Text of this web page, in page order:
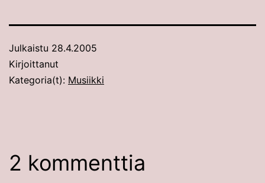
Julkaistu 28.4.2005
Kirjoittanut
Kategoria(t): Musiikki
2 kommenttia